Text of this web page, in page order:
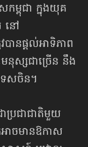
ម្ពុជា ក្នុងយុគ
នៅ​
បានផ្តល់អាទិភាព
នុស្ស​ជាច្រើន នឹង
េសចិន។
ប្រជាជាតិមួយ
ាច​មាន​ឱកាស​